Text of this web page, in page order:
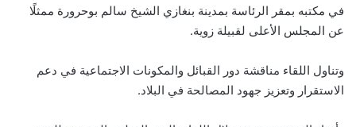
في مكتبه بمقر الرئاسة بمدينة بنغازي الشيخ سالم بوحرورة ممثلًا
عن المجلس الأعلى لقبيلة زوية.
وتناول اللقاء مناقشة دور القبائل والمكونات الاجتماعية في دعم
الاستقرار وتعزيز جهود المصالحة في البلاد.